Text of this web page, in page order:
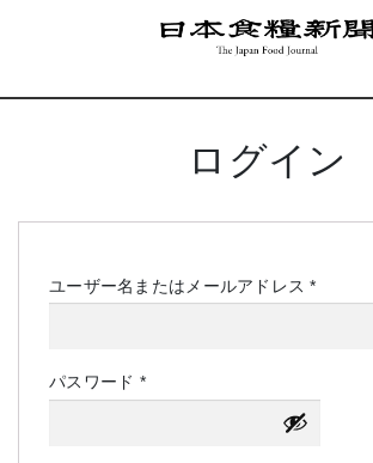
ログイン
ユーザー名またはメールアドレス*必
パスワード *必
須